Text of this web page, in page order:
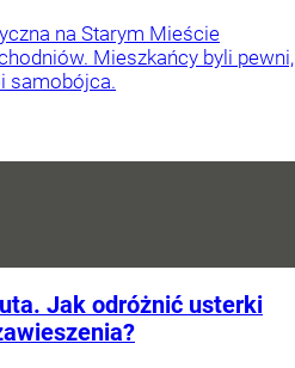
na Starym Mieście
Mieszkańcy byli pewni,
samobójca.
Jak odróżnić usterki